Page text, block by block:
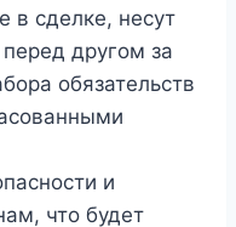
в сделке, несут
перед другом за
обязательств
и
что будет